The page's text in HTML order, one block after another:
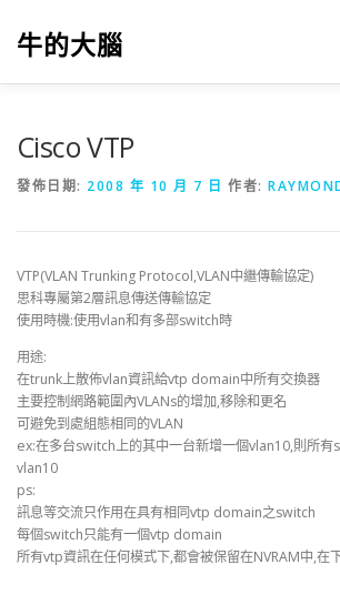
牛的大腦
Cisco VTP
發佈日期: 2008 年 10 月 7 日 作者:
VTP(VLAN Trunking Protocol,VLAN中繼傳輸協定)
思科專屬第2層訊息傳送傳輸協定
使用時機:使用vlan和有多部switch時
用途:
在trunk上散佈vlan資訊給vtp domain中所有交換器
主要控制網路範圍內VLANs的增加,移除和更名
可避免到處組態相同的VLAN
ex:在多台switch上的其中一台新增一個vlan10,則所
vlan10
ps:
訊息等交流只作用在具有相同vtp domain之switch
每個switch只能有一個vtp domain
所有vtp資訊在任何模式下,都會被保留在NVRAM中,在